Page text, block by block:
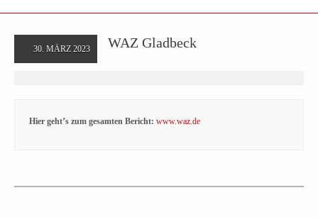
30. MÄRZ 2023 WAZ Gladbeck
Hier geht’s zum gesamten Bericht: www.waz.de